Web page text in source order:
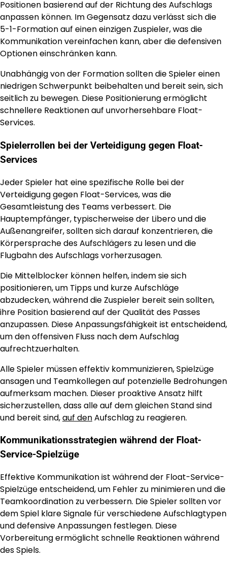
Positionen basierend auf der Richtung des Aufschlags
anpassen können. Im Gegensatz dazu verlässt sich die
5-1-Formation auf einen einzigen Zuspieler, was die
Kommunikation vereinfachen kann, aber die defensiven
Optionen einschränken kann.
Unabhängig von der Formation sollten die Spieler einen
niedrigen Schwerpunkt beibehalten und bereit sein, sich
seitlich zu bewegen. Diese Positionierung ermöglicht
schnellere Reaktionen auf unvorhersehbare Float-
Services.
Spielerrollen bei der Verteidigung gegen Float-
Services
Jeder Spieler hat eine spezifische Rolle bei der
Verteidigung gegen Float-Services, was die
Gesamtleistung des Teams verbessert. Die
Hauptempfänger, typischerweise der Libero und die
Außenangreifer, sollten sich darauf konzentrieren, die
Körpersprache des Aufschlägers zu lesen und die
Flugbahn des Aufschlags vorherzusagen.
Die Mittelblocker können helfen, indem sie sich
positionieren, um Tipps und kurze Aufschläge
abzudecken, während die Zuspieler bereit sein sollten,
ihre Position basierend auf der Qualität des Passes
anzupassen. Diese Anpassungsfähigkeit ist entscheidend,
um den offensiven Fluss nach dem Aufschlag
aufrechtzuerhalten.
Alle Spieler müssen effektiv kommunizieren, Spielzüge
ansagen und Teamkollegen auf potenzielle Bedrohungen
aufmerksam machen. Dieser proaktive Ansatz hilft
sicherzustellen, dass alle auf dem gleichen Stand sind
und bereit sind,auf denAufschlag zu reagieren.
Kommunikationsstrategien während der Float-
Service-Spielzüge
Effektive Kommunikation ist während der Float-Service-
Spielzüge entscheidend, um Fehler zu minimieren und die
Teamkoordination zu verbessern. Die Spieler sollten vor
dem Spiel klare Signale für verschiedene Aufschlagtypen
und defensive Anpassungen festlegen. Diese
Vorbereitung ermöglicht schnelle Reaktionen während
des Spiels.